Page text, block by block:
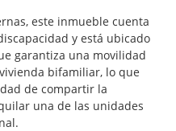
este inmueble cuenta
y está ubicado
garantiza una movilidad
bifamiliar, lo que
de compartir la
una de las unidades